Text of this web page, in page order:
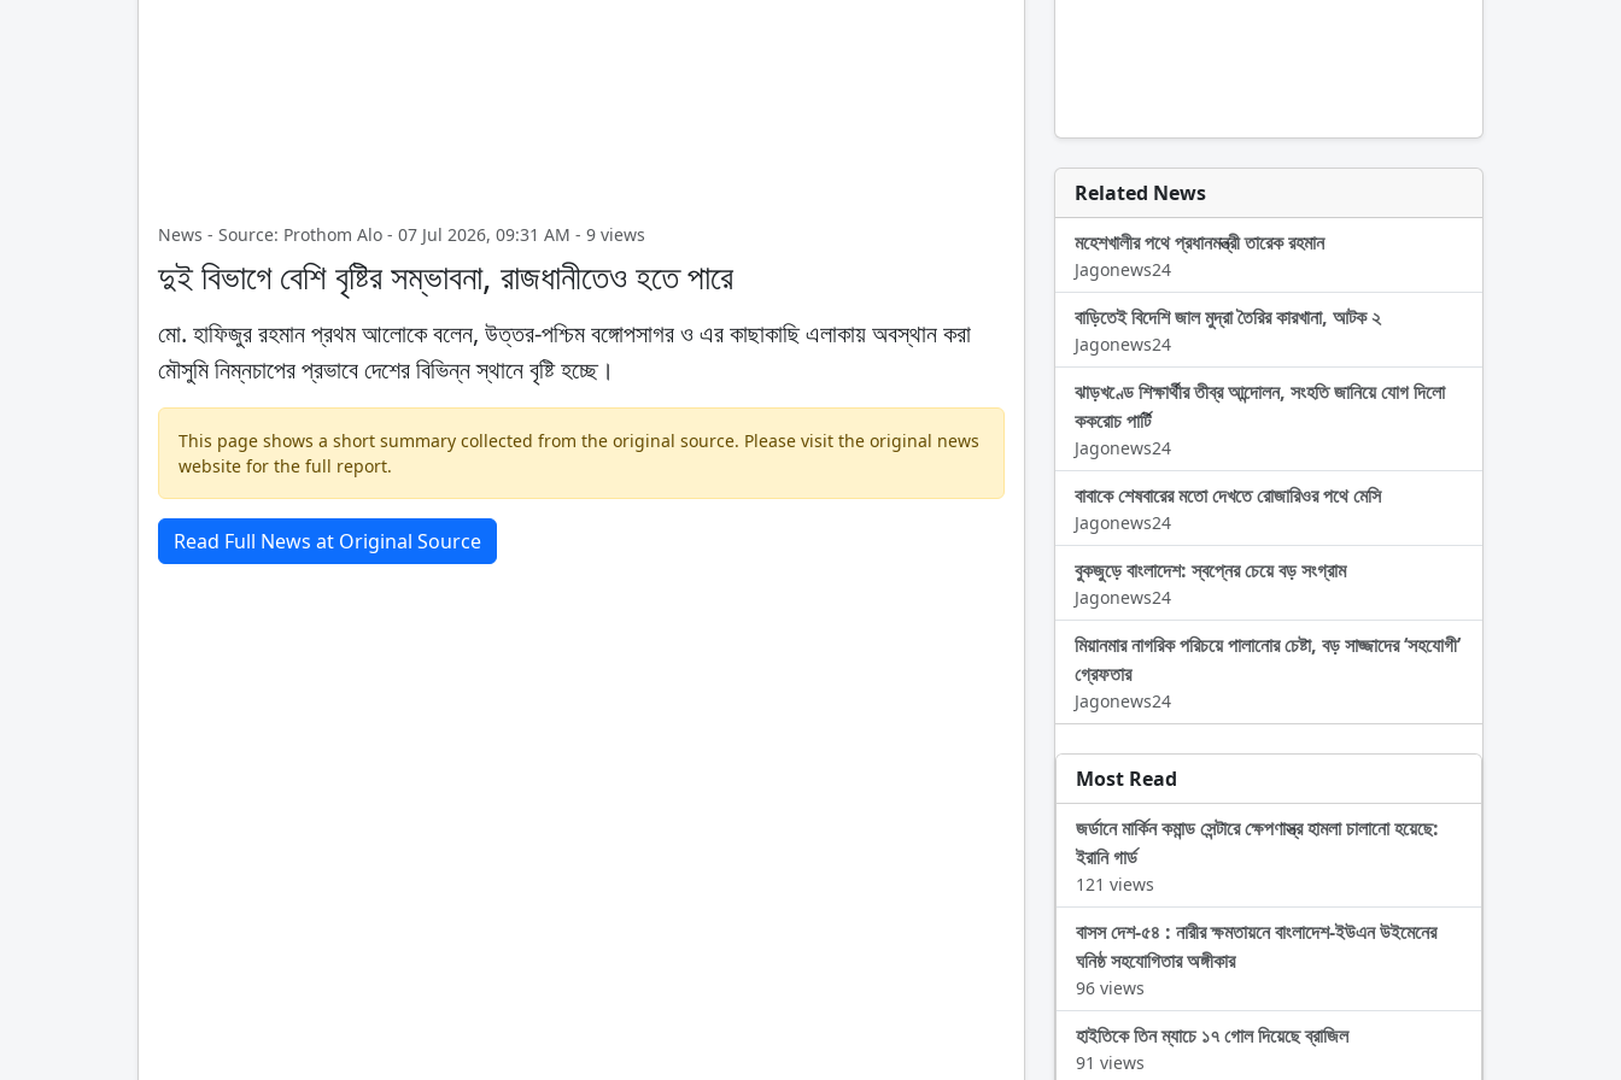
News - Source: Prothom Alo - 07 Jul 2026, 09:31 AM - 9 views
দুই বিভাগে বেশি বৃষ্টির সম্ভাবনা, রাজধানীতেও হতে পারে
মো. হাফিজুর রহমান প্রথম আলোকে বলেন, উত্তর-পশ্চিম বঙ্গোপসাগর ও এর কাছাকাছি এলাকায় অবস্থান করা
মৌসুমি নিম্নচাপের প্রভাবে দেশের বিভিন্ন স্থানে বৃষ্টি হচ্ছে।
This page shows a short summary collected from the original source. Please visit the original news
website for the full report.
Read Full News at Original Source
Related News
মহেশখালীর পথে প্রধানমন্ত্রী তারেক রহমান
Jagonews24
বাড়িতেই বিদেশি জাল মুদ্রা তৈরির কারখানা, আটক ২
Jagonews24
ঝাড়খণ্ডে শিক্ষার্থীর তীব্র আন্দোলন, সংহতি জানিয়ে যোগ দিলো
ককরোচ পার্টি
Jagonews24
বাবাকে শেষবারের মতো দেখতে রোজারিওর পথে মেসি
Jagonews24
বুকজুড়ে বাংলাদেশ: স্বপ্নের চেয়ে বড় সংগ্রাম
Jagonews24
মিয়ানমার নাগরিক পরিচয়ে পালানোর চেষ্টা, বড় সাজ্জাদের ‘সহযোগী’
গ্রেফতার
Jagonews24
Most Read
জর্ডানে মার্কিন কমান্ড সেন্টারে ক্ষেপণাস্ত্র হামলা চালানো হয়েছে:
ইরানি গার্ড
121 views
বাসস দেশ-৫৪ : নারীর ক্ষমতায়নে বাংলাদেশ-ইউএন উইমেনের
ঘনিষ্ঠ সহযোগিতার অঙ্গীকার
96 views
হাইতিকে তিন ম্যাচে ১৭ গোল দিয়েছে ব্রাজিল
91 views